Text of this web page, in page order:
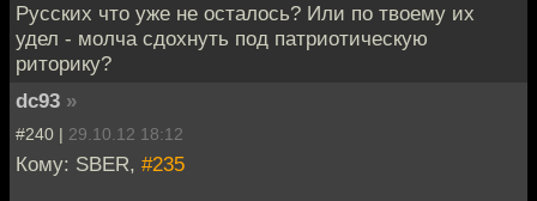
Русских что уже не осталось? Или по твоему их
удел - молча сдохнуть под патриотическую
риторику?
dc93 »
#240 | 29.10.12 18:12
Кому: SBER, #235